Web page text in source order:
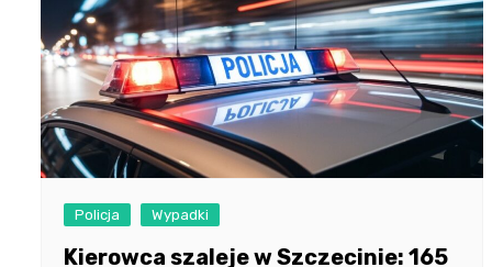
Policja Wypadki
Kierowca szaleje w Szczecinie: 165